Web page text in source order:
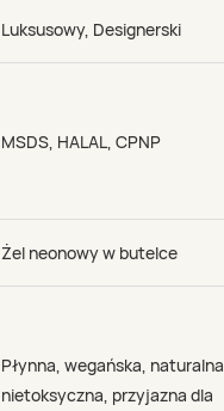
Luksusowy, Designerski
MSDS, HALAL, CPNP
Żel neonowy w butelce
Płynna, wegańska, naturalna,
nietoksyczna, przyjazna dla